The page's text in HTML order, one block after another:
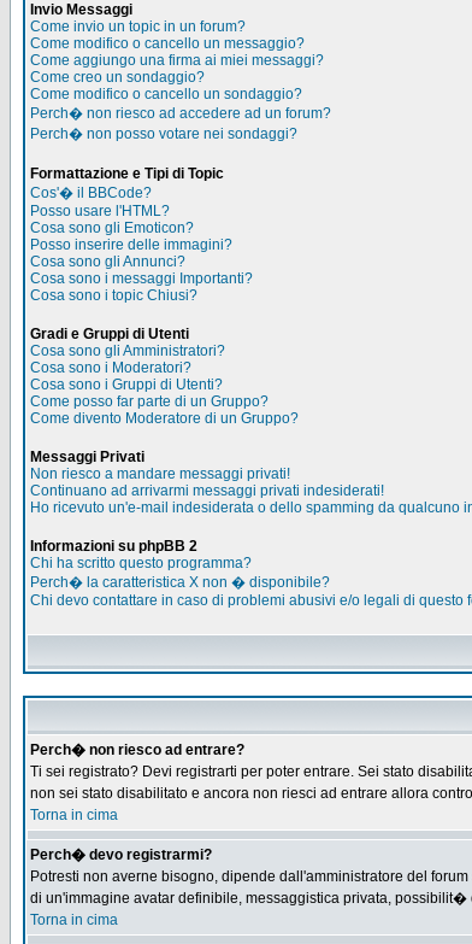
Invio Messaggi
Come invio un topic in un forum?
Come modifico o cancello un messaggio?
Come aggiungo una firma ai miei messaggi?
Come creo un sondaggio?
Come modifico o cancello un sondaggio?
Perch� non riesco ad accedere ad un forum?
Perch� non posso votare nei sondaggi?
Formattazione e Tipi di Topic
Cos'� il BBCode?
Posso usare l'HTML?
Cosa sono gli Emoticon?
Posso inserire delle immagini?
Cosa sono gli Annunci?
Cosa sono i messaggi Importanti?
Cosa sono i topic Chiusi?
Gradi e Gruppi di Utenti
Cosa sono gli Amministratori?
Cosa sono i Moderatori?
Cosa sono i Gruppi di Utenti?
Come posso far parte di un Gruppo?
Come divento Moderatore di un Gruppo?
Messaggi Privati
Non riesco a mandare messaggi privati!
Continuano ad arrivarmi messaggi privati indesiderati!
Ho ricevuto un'e-mail indesiderata o dello spamming da qualcuno
Informazioni su phpBB 2
Chi ha scritto questo programma?
Perch� la caratteristica X non � disponibile?
Chi devo contattare in caso di problemi abusivi e/o legali di questo
Perch� non riesco ad entrare?
Ti sei registrato? Devi registrarti per poter entrare. Sei stato
non sei stato disabilitato e ancora non riesci ad entrare allora
Torna in cima
Perch� devo registrarmi?
Potresti non averne bisogno, dipende dall'amministratore del
di un'immagine avatar definibile, messaggistica privata,
Torna in cima